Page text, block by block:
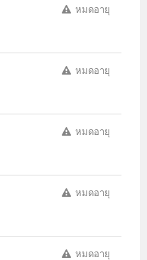
หมดอายุ
หมดอายุ
หมดอายุ
หมดอายุ
หมดอายุ